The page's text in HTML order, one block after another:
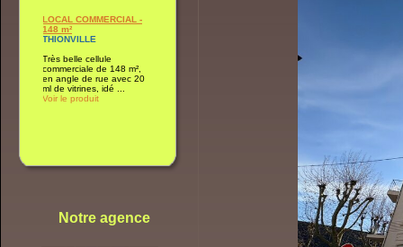
Notre agence